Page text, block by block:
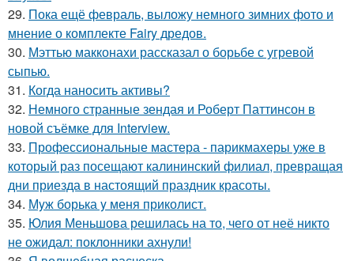
29. Пока ещё февраль, выложу немного зимних фото и
мнение о комплекте Fairy дредов.
30. Мэттью макконахи рассказал о борьбе с угревой
сыпью.
31. Когда наносить активы?
32. Немного странные зендая и Роберт Паттинсон в
новой съёмке для Interview.
33. Профессиональные мастера - парикмахеры уже в
который раз посещают калининский филиал, превращая
дни приезда в настоящий праздник красоты.
34. Мyж борька y меня приколист.
35. Юлия Меньшова решилась на то, чего от неё никто
не ожидал: поклонники ахнули!